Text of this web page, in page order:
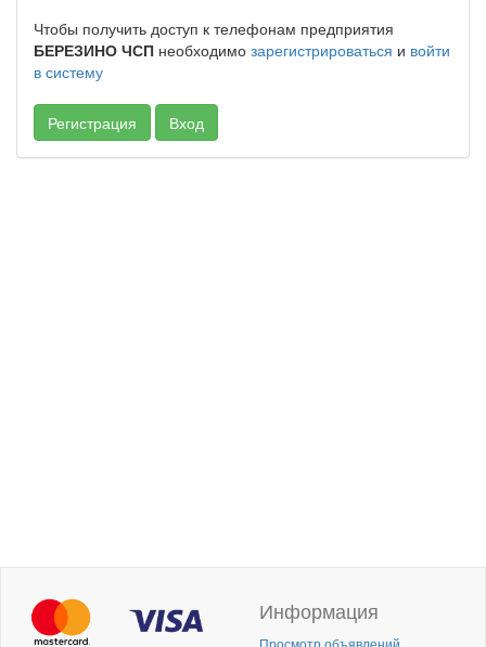
Чтобы получить доступ к телефонам предприятия
БЕРЕЗИНО ЧСП необходимо зарегистрироваться и войти
в систему
Регистрация Вход
Информация
Просмотр объявлений